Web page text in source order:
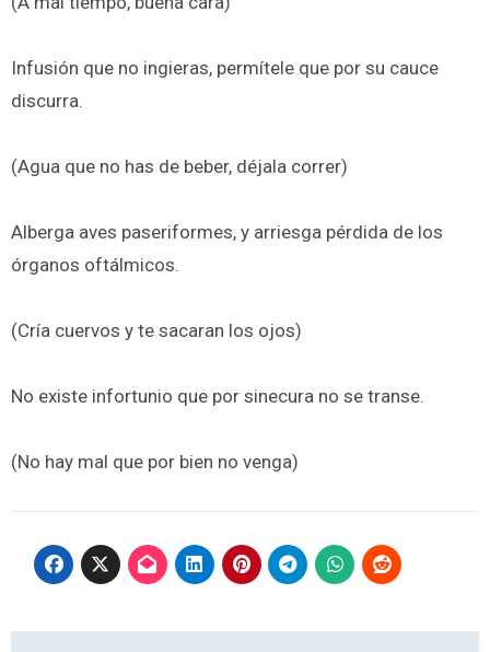
Infusión que no ingieras, permítele que por su cauce
discurra.
(Agua que no has de beber, déjala correr)
Alberga aves paseriformes, y arriesga pérdida de los
órganos oftálmicos.
(Cría cuervos y te sacaran los ojos)
No existe infortunio que por sinecura no se transe.
(No hay mal que por bien no venga)